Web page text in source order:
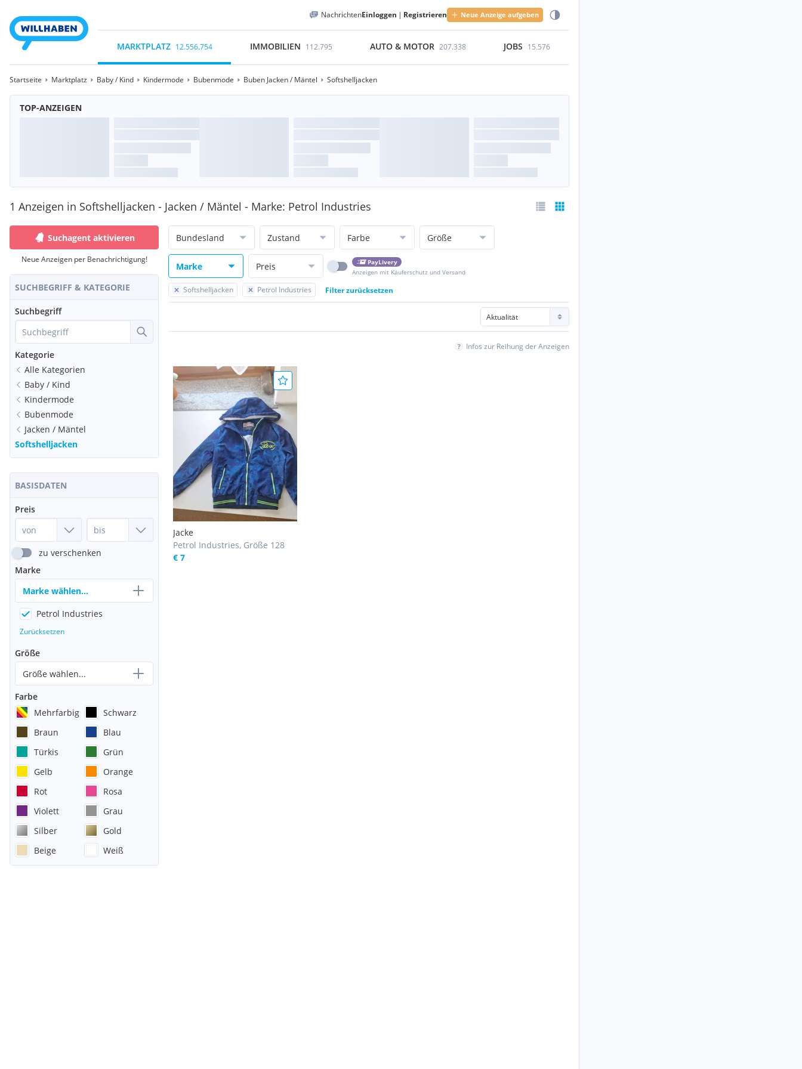
NachrichtenEinloggen | Registrieren Neue Anzeige aufgeben
MARKTPLATZ 12.556.754 IMMOBILIEN 112.795 AUTO & MOTOR 207.338 JOBS 15.576
Startseite Marktplatz Baby / Kind Kindermode Bubenmode Buben Jacken / Mäntel Softshelljacken
TOP-ANZEIGEN
1 Anzeigen in Softshelljacken - Jacken / Mäntel - Marke: Petrol Industries
Suchagent aktivieren
Neue Anzeigen per Benachrichtigung!
SUCHBEGRIFF & KATEGORIE
Suchbegriff
Kategorie
Alle Kategorien
Baby / Kind
Kindermode
Bubenmode
Jacken / Mäntel
Softshelljacken
BASISDATEN
Preis
zu verschenken
Marke
Marke wählen...
Petrol Industries
Zurücksetzen
Größe
Größe wählen...
Farbe
Mehrfarbig
Schwarz
Braun
Blau
Türkis
Grün
Gelb
Orange
Rot
Rosa
Violett
Grau
Silber
Gold
Beige
Weiß
Bundesland Zustand Farbe Größe
Marke Preis
PayLivery
Anzeigen mit Käuferschutz und Versand
Softshelljacken Petrol Industries Filter zurücksetzen
Infos zur Reihung der Anzeigen
Jacke
Petrol Industries, Größe 128
€ 7